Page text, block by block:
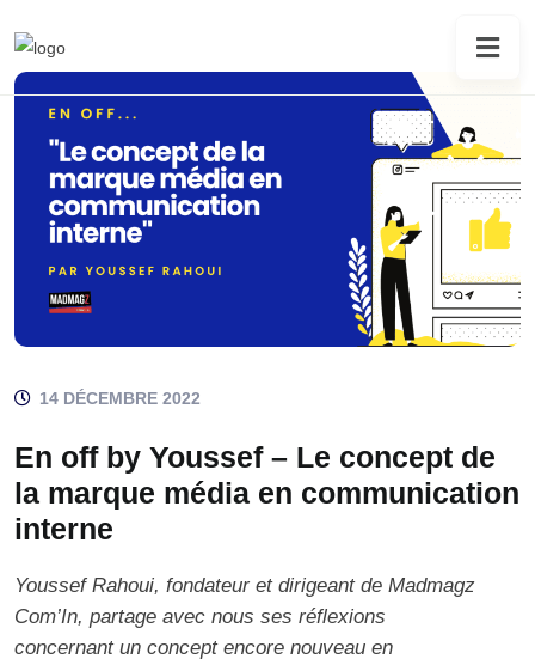
14 DÉCEMBRE 2022
En off by Youssef – Le concept de
la marque média en communication
interne
Youssef Rahoui, fondateur et dirigeant de Madmagz
Com’In, partage avec nous ses réflexions
concernant un concept encore nouveau en